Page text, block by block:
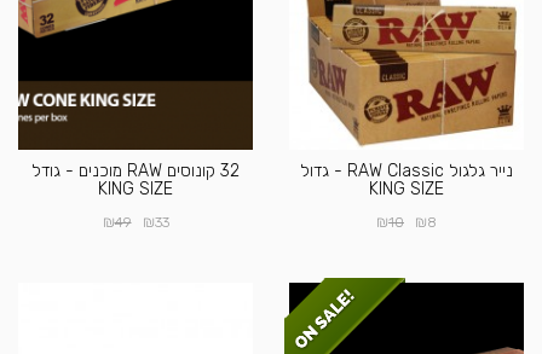
נייר גלגול RAW Classic - גדול
KING SIZE
₪8
₪10
32 קונוסים RAW מוכנים - גודל
KING SIZE
₪33
₪49